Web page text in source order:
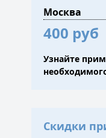
400 руб
Узнайте
Скидки